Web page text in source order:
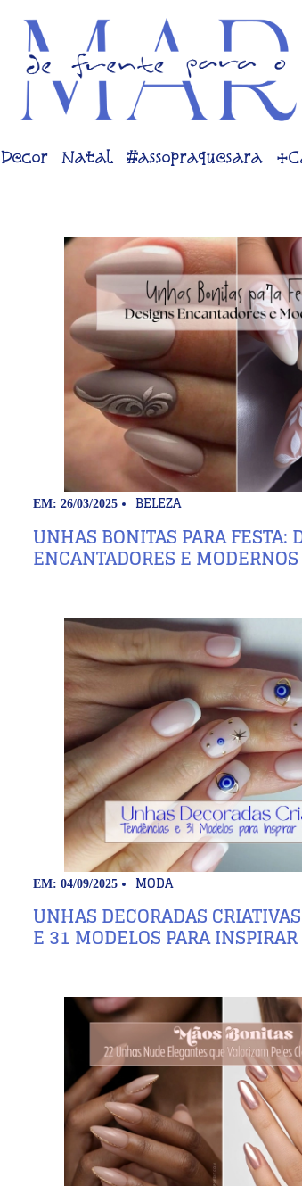
Decor Natal #assopraquesara
EM: 26/03/2025 BELEZA
UNHAS BONITAS PARA FESTA:
ENCANTADORES E MODERNOS
EM: 04/09/2025 MODA
UNHAS DECORADAS
E 31 MODELOS PARA